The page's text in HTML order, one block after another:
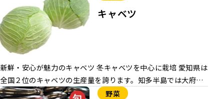
キャベツ
新鮮・安心が魅力のキャベツ 冬キャベツを中心に栽培 愛知県は
全国２位のキャベツの生産量を誇ります。知多半島では大府
市・常滑市・南知多町を中心に、全域で栽培しています。
野菜